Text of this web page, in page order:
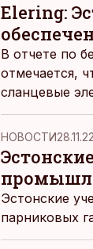
Elering:
В отчете по
отмечается,
сланцевые
НОВОСТИ
Эстонские
парниковых